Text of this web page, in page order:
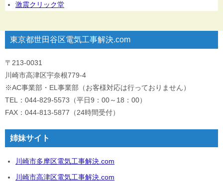
激震クリック堂
東京都世田谷区電気工事解決.com
〒213-0031
川崎市高津区宇奈根779-4
※AC事業部・EL事業部（お客様対応は行っておりません）
TEL：044-829-5573（平日9：00～18：00）
FAX：044-813-5877（24時間受付）
姉妹サイト
川崎市多摩区電気工事解決.com
川崎市高津区電気工事解決.com